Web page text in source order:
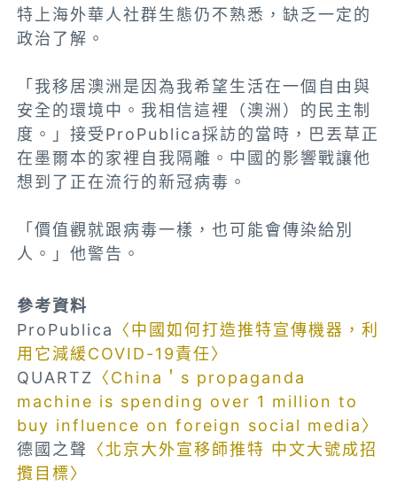
特上海外華人社群生態仍不熟悉，缺乏一定的
政治了解。
「我移居澳洲是因為我希望生活在一個自由與
安全的環境中。我相信這裡（澳洲）的民主制
度。」接受ProPublica採訪的當時，巴丟草正
在墨爾本的家裡自我隔離。中國的影響戰讓他
想到了正在流行的新冠病毒。
「價值觀就跟病毒一樣，也可能會傳染給別
人。」他警告。
參考資料
ProPublica
〈中國如何打造推特宣傳機器，利
用它減緩COVID-19責任〉
QUARTZ
〈China＇s propaganda
machine is spending over 1 million to
buy influence on foreign social media〉
德國之聲
〈北京大外宣移師推特 中文大號成招
攬目標〉